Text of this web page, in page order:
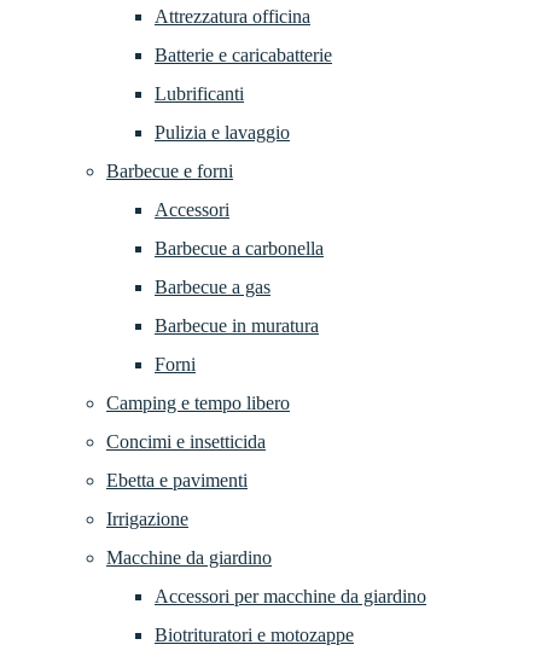
Attrezzatura officina
Batterie e caricabatterie
Lubrificanti
Pulizia e lavaggio
Barbecue e forni
Accessori
Barbecue a carbonella
Barbecue a gas
Barbecue in muratura
Forni
Camping e tempo libero
Concimi e insetticida
Ebetta e pavimenti
Irrigazione
Macchine da giardino
Accessori per macchine da giardino
Biotrituratori e motozappe